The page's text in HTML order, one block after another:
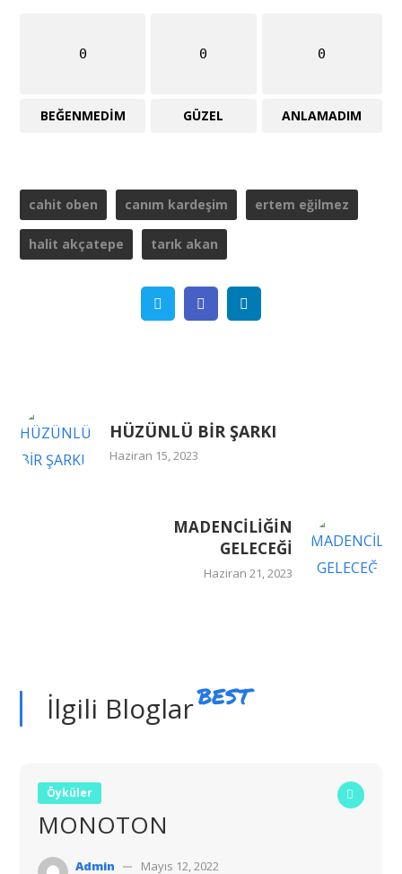
0
BEĞENMEDIM
0
GÜZEL
0
ANLAMADIM
cahit oben canım kardeşim ertem eğilmez
halit akçatepe tarık akan
Twitter Facebook
HÜZÜNLÜ BİR ŞARKI
Haziran 15, 2023
MADENCİLİĞİN
GELECEĞİ
Haziran 21, 2023
İlgili BloglarBEST
Öyküler
MONOTON
Admin Mayıs 12, 2022